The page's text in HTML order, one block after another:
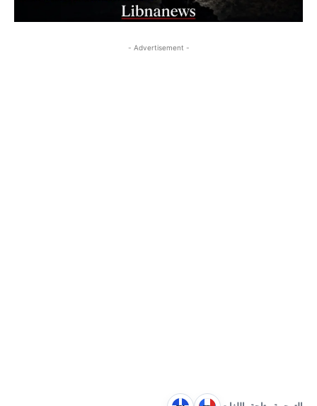
- Advertisement -